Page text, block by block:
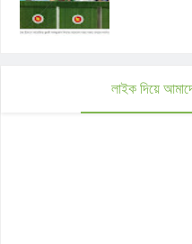
লাইক দিয়ে